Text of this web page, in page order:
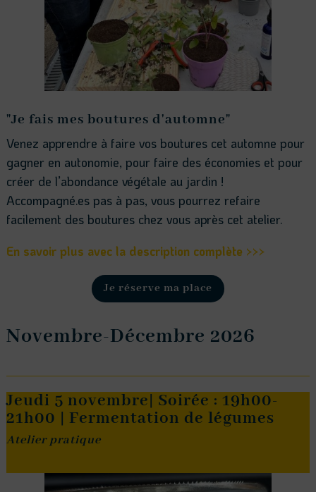
"Je fais mes boutures d'automne"
Venez apprendre à faire vos boutures cet automne pour
gagner en autonomie, pour faire des économies et pour
créer de l’abondance végétale au jardin !
Accompagné.es pas à pas, vous pourrez refaire
facilement des boutures chez vous après cet atelier.
En savoir plus avec la description complète >>>
Je réserve ma place
Novembre-Décembre 2026
Jeudi 5 novembre| Soirée : 19h00-
21h00 | Fermentation de légumes
Atelier pratique